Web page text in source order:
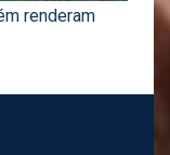
renderam